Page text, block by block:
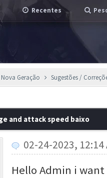
Recentes
Nova Geração Sugestões /
and attack speed baixo
02-24-2023, 12:14
Hello Admin i